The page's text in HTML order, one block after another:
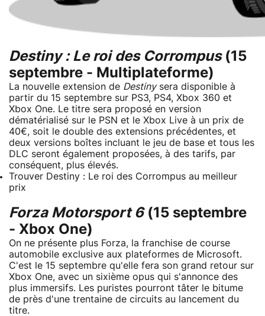
Destiny : Le roi des Corrompus(15
septembre - Multiplateforme)
La nouvelle extension de Destinysera disponible à
partir du 15 septembre sur PS3, PS4, Xbox 360 et
Xbox One. Le titre sera proposé en version
dématérialisé sur le PSN et le Xbox Live à un prix de
40€, soit le double des extensions précédentes, et
deux versions boîtes incluant le jeu de base et tous les
DLC seront également proposées, à des tarifs, par
conséquent, plus élevés.
Trouver Destiny : Le roi des Corrompus au meilleur
prix
Forza Motorsport 6(15 septembre
- Xbox One)
On ne présente plus Forza, la franchise de course
automobile exclusive aux plateformes de Microsoft.
C'est le 15 septembre qu'elle fera son grand retour sur
Xbox One, avec un sixième opus qui s'annonce des
plus immersifs. Les puristes pourront tâter le bitume
de près d'une trentaine de circuits au lancement du
titre.